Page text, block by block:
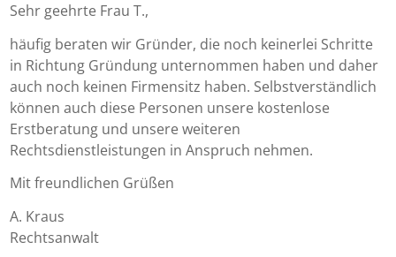
Sehr geehrte Frau T.,
häufig beraten wir Gründer, die noch keinerlei Schritte
in Richtung Gründung unternommen haben und daher
auch noch keinen Firmensitz haben. Selbstverständlich
können auch diese Personen unsere kostenlose
Erstberatung und unsere weiteren
Rechtsdienstleistungen in Anspruch nehmen.
Mit freundlichen Grüßen
A. Kraus
Rechtsanwalt